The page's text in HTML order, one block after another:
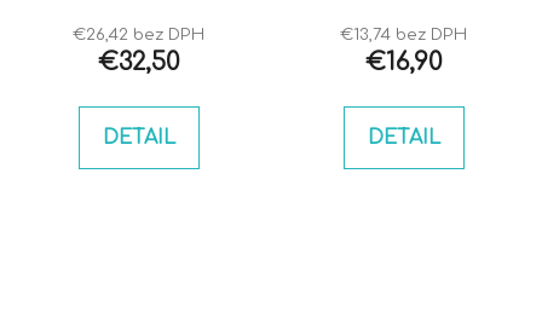
€26,42 bez DPH
€32,50
DETAIL
€13,74 bez DPH
€16,90
DETAIL